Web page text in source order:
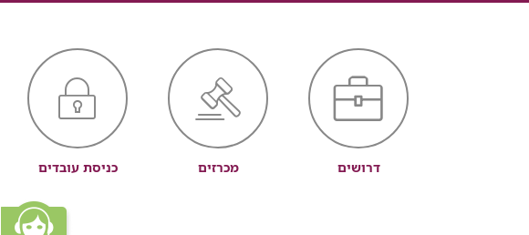
דרושים מכרזים כניסת עובדים